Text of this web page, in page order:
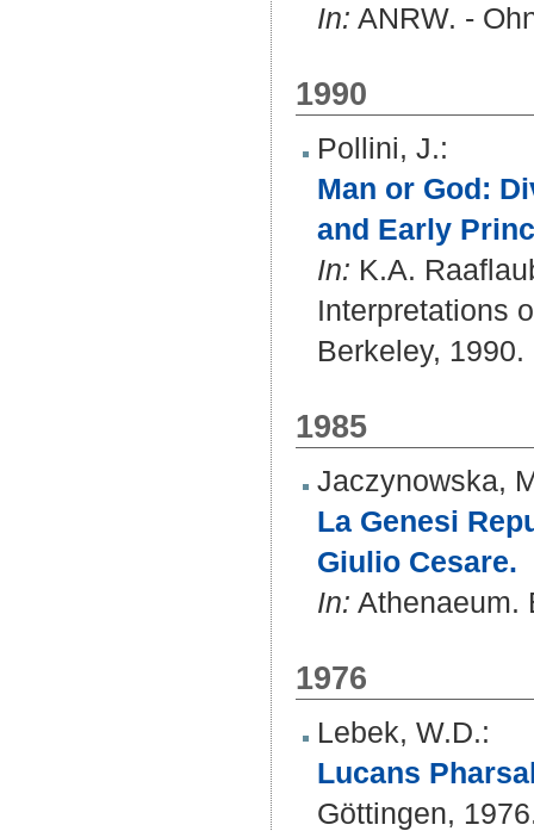
In: ANRW. -
1990
Pollini, J.:
Man or God:
and Early
In: K.A.
Interpretations
Berkeley,
1985
Jaczynowska,
La Genesi
Giulio Cesare.
In: Athenaeum.
1976
Lebek, W.D.:
Lucans
Göttingen,